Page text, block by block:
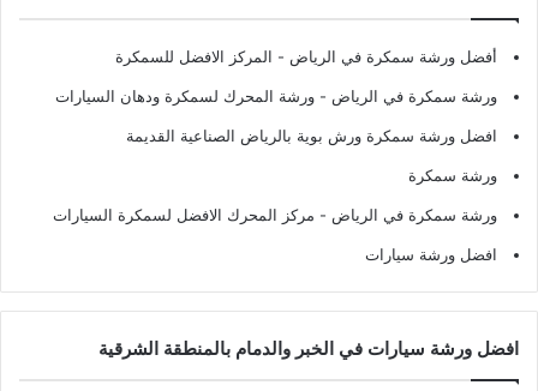
أفضل ورشة سمكرة في الرياض - المركز الافضل للسمكرة
ورشة سمكرة في الرياض - ورشة المحرك لسمكرة ودهان السيارات
افضل ورشة سمكرة ورش بوية بالرياض الصناعية القديمة
ورشة سمكرة
ورشة سمكرة في الرياض - مركز المحرك الافضل لسمكرة السيارات
افضل ورشة سيارات
افضل ورشة سيارات في الخبر والدمام بالمنطقة الشرقية